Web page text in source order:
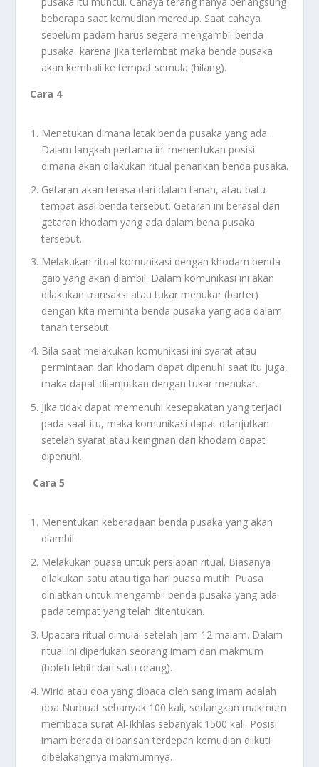
beberapa saat kemudian meredup. Saat cahaya
sebelum padam harus segera mengambil benda
pusaka, karena jika terlambat maka benda pusaka
akan kembali ke tempat semula (hilang).
Cara 4
Menetukan dimana letak benda pusaka yang ada.
Dalam langkah pertama ini menentukan posisi
dimana akan dilakukan ritual penarikan benda pusaka.
Getaran akan terasa dari dalam tanah, atau batu
tempat asal benda tersebut. Getaran ini berasal dari
getaran khodam yang ada dalam bena pusaka
tersebut.
Melakukan ritual komunikasi dengan khodam benda
gaib yang akan diambil. Dalam komunikasi ini akan
dilakukan transaksi atau tukar menukar (barter)
dengan kita meminta benda pusaka yang ada dalam
tanah tersebut.
Bila saat melakukan komunikasi ini syarat atau
permintaan dari khodam dapat dipenuhi saat itu juga,
maka dapat dilanjutkan dengan tukar menukar.
Jika tidak dapat memenuhi kesepakatan yang terjadi
pada saat itu, maka komunikasi dapat dilanjutkan
setelah syarat atau keinginan dari khodam dapat
dipenuhi.
Cara 5
Menentukan keberadaan benda pusaka yang akan
diambil.
Melakukan puasa untuk persiapan ritual. Biasanya
dilakukan satu atau tiga hari puasa mutih. Puasa
diniatkan untuk mengambil benda pusaka yang ada
pada tempat yang telah ditentukan.
Upacara ritual dimulai setelah jam 12 malam. Dalam
ritual ini diperlukan seorang imam dan makmum
(boleh lebih dari satu orang).
Wirid atau doa yang dibaca oleh sang imam adalah
doa Nurbuat sebanyak 100 kali, sedangkan makmum
membaca surat Al-Ikhlas sebanyak 1500 kali. Posisi
imam berada di barisan terdepan kemudian diikuti
dibelakangnya makmumnya.